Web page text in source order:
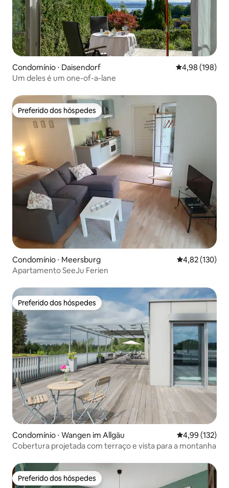
Condomínio ⋅ Daisendorf 4,98 de uma
4,98 (198)
Um deles é um one-of-a-lane
Preferido dos hóspedes
Preferido dos hóspedes
Condomínio ⋅ Meersburg 4,82 de uma
4,82 (130)
Apartamento SeeJu Ferien
Preferido dos hóspedes
Preferido dos hóspedes
Condomínio ⋅ Wangen im Allgäu 4,99 de uma
4,99 (132)
Cobertura projetada com terraço e vista para a montanha
Preferido dos hóspedes
Preferido dos hóspedes